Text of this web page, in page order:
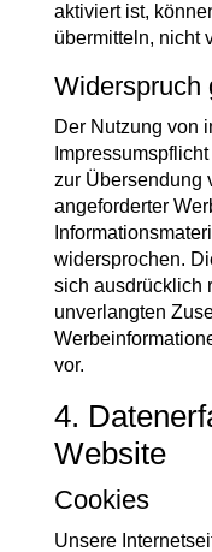
aktiviert ist,
übermitteln, nicht
Widerspruch
Der Nutzung von
zur Übersendung
angeforderter
widersprochen.
sich ausdrücklich
unverlangten
vor.
4.
Website
Cookies
Unsere